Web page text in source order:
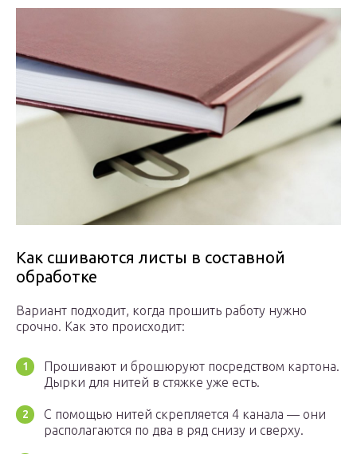
Как сшиваются листы в составной
обработке
Вариант подходит, когда прошить работу нужно
срочно. Как это происходит:
Прошивают и брошюруют посредством картона.
Дырки для нитей в стяжке уже есть.
С помощью нитей скрепляется 4 канала — они
располагаются по два в ряд снизу и сверху.